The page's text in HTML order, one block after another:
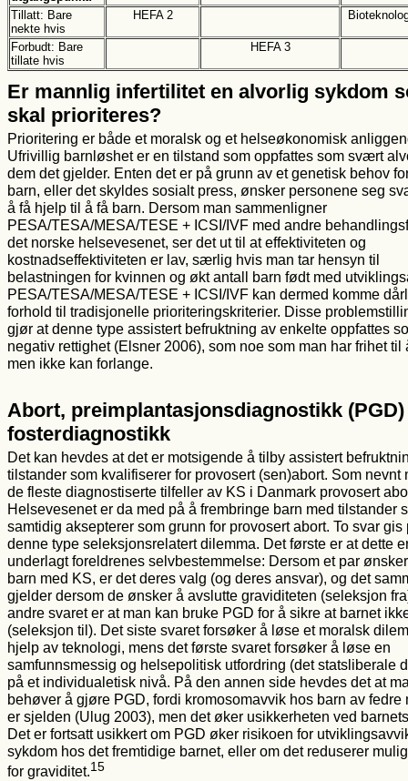
Tillatt: Bare
nekte hvis
HEFA 2
Forbudt: Bare
tillate hvis
HEFA 3
Er mannlig infertilitet en alvorlig sykdom
skal prioriteres?
Prioritering er både et moralsk og et helseøkonomisk
Ufrivillig barnløshet er en tilstand som oppfattes som svært
dem det gjelder. Enten det er på grunn av et genetisk behov
barn, eller det skyldes sosialt press, ønsker personene seg
å få hjelp til å få barn. Dersom man sammenligner
PESA/TESA/MESA/TESE + ICSI/IVF med andre
det norske helsevesenet, ser det ut til at effektiviteten og
kostnadseffektiviteten er lav, særlig hvis man tar hensyn til
belastningen for kvinnen og økt antall barn født med
PESA/TESA/MESA/TESE + ICSI/IVF kan dermed komme
forhold til tradisjonelle prioriteringskriterier. Disse
gjør at denne type assistert befruktning av enkelte oppfattes
negativ rettighet (Elsner 2006), som noe som man har frihet til
men ikke kan forlange.
Abort, preimplantasjonsdiagnostikk
fosterdiagnostikk
Det kan hevdes at det er motsigende å tilby assistert
tilstander som kvalifiserer for provosert (sen)abort. Som nevnt
de fleste diagnostiserte tilfeller av KS i Danmark provosert
Helsevesenet er da med på å frembringe barn med tilstander
samtidig aksepterer som grunn for provosert abort. To svar gis
denne type seleksjonsrelatert dilemma. Det første er at dette
underlagt foreldrenes selvbestemmelse: Dersom et par
barn med KS, er det deres valg (og deres ansvar), og det
gjelder dersom de ønsker å avslutte graviditeten (seleksjon
andre svaret er at man kan bruke PGD for å sikre at barnet
(seleksjon til). Det siste svaret forsøker å løse et moralsk
hjelp av teknologi, mens det første svaret forsøker å løse en
samfunnsmessig og helsepolitisk utfordring (det statsliberale
på et individualetisk nivå. På den annen side hevdes det at
behøver å gjøre PGD, fordi kromosomavvik hos barn av fedre
er sjelden (Ulug 2003), men det øker usikkerheten ved
Det er fortsatt usikkert om PGD øker risikoen for
sykdom hos det fremtidige barnet, eller om det reduserer
for graviditet.15